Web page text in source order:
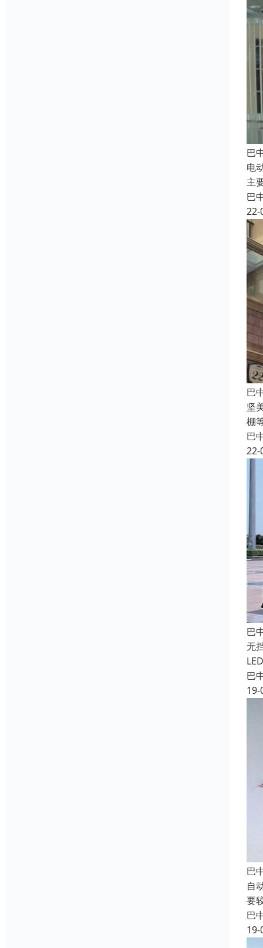
巴
电
主
巴
22-
巴
坚
棚
巴
22-
巴
无
巴
19-
巴
自
要
巴
19-